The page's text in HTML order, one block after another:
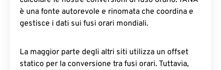
è una fonte autorevole e rinomata che coordina e
gestisce i dati sui fusi orari mondiali.
La maggior parte degli altri siti utilizza un offset
statico per la conversione tra fusi orari. Tuttavia,